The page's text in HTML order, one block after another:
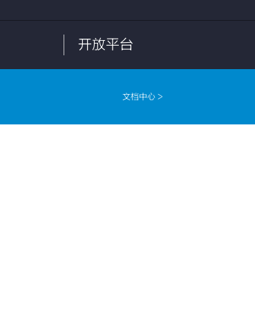
开放平台
文档中心 >